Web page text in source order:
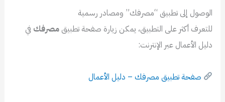
الوصول إلى تطبيق “مصرفك” ومصادر رسمية
للتعرف أكثر على التطبيق، يمكن زيارة صفحة تطبيق مصرفك في
دليل الأعمال عبر الإنترنت:
صفحة تطبيق مصرفك – دليل الأعمال